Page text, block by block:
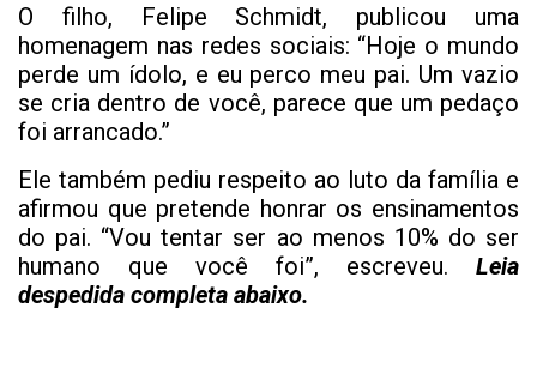
O filho, Felipe Schmidt, publicou uma
homenagem nas redes sociais: “Hoje o mundo
perde um ídolo, e eu perco meu pai. Um vazio
se cria dentro de você, parece que um pedaço
foi arrancado.”
Ele também pediu respeito ao luto da família e
afirmou que pretende honrar os ensinamentos
do pai. “Vou tentar ser ao menos 10% do ser
humano que você foi”, escreveu. Leia
despedida completa abaixo.